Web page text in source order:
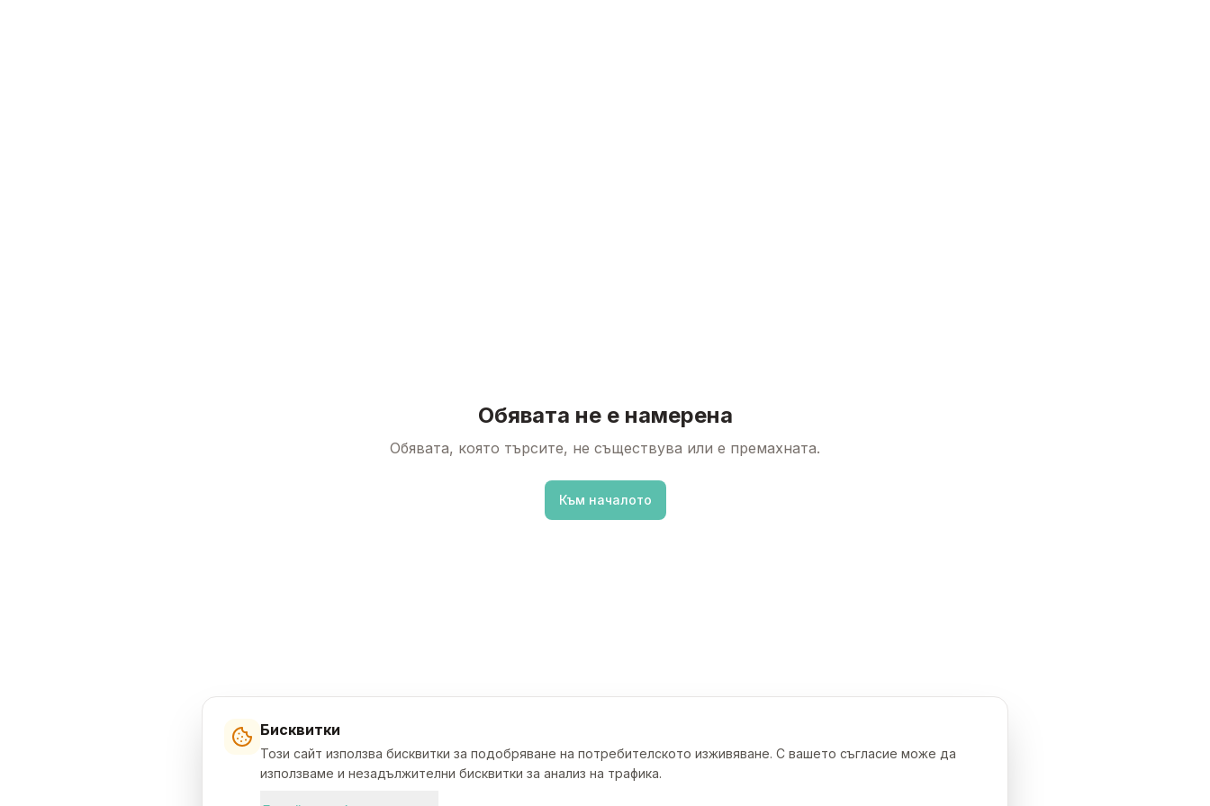
Обявата не е намерена
Обявата, която търсите, не съществува или е премахната.
Към началото
Бисквитки
Този сайт използва бисквитки за подобряване на потребителското изживяване. С вашето съгласие може да
използваме и незадължителни бисквитки за анализ на трафика.